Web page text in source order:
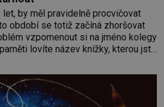
let, by měl pravidelně procvičovat
období se totiž začíná zhoršovat
vzpomenout si na jméno kolegy
lovíte název knížky, kterou jste
Cvičte